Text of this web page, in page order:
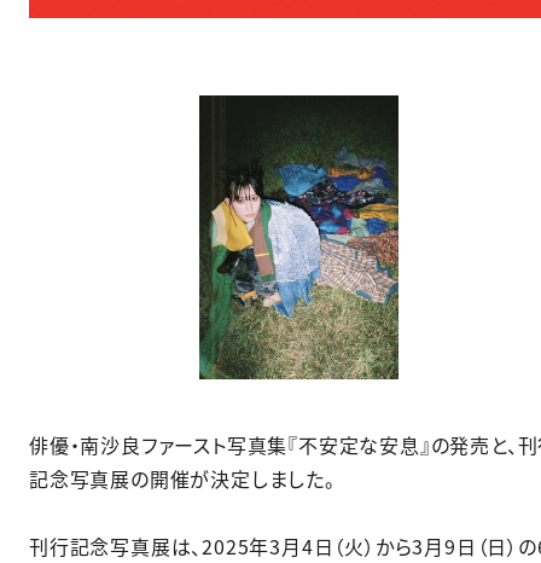
俳優・南沙良ファースト写真集『不安定な安息』の発売と、
記念写真展の開催が決定しました。
刊行記念写真展は、2025年3月4日（火）から3月9日（日）